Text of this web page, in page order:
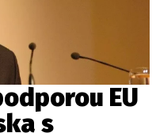
video?
EU
s